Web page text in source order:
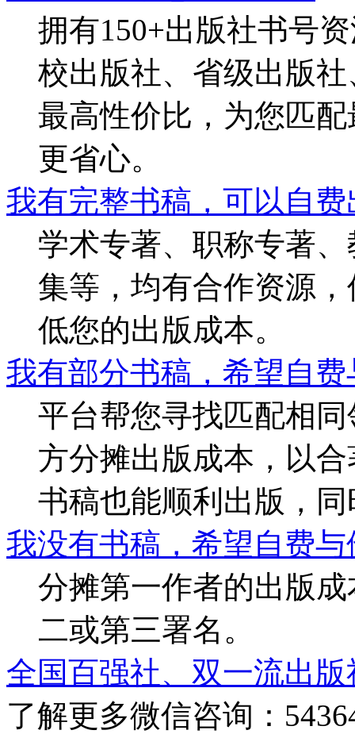
拥有150+出版社书号
校出版社、省级出版
最高性价比，为您匹
更省心。
我有完整书稿，可以自
学术专著、职称专著
集等，均有合作资源
低您的出版成本。
我有部分书稿，希望自
平台帮您寻找匹配相
方分摊出版成本，以
书稿也能顺利出版，
我没有书稿，希望自费
分摊第一作者的出版
二或第三署名。
全国百强社、双一流出
了解更多微信咨询：